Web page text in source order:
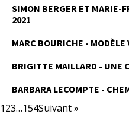
SIMON BERGER ET MARIE-
2021
MARC BOURICHE - MODÈLE
BRIGITTE MAILLARD - UNE
BARBARA LECOMPTE -
123…154Suivant »